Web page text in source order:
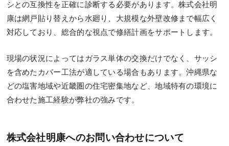
シとの互換性を正確に診断する必要があります。株式会社明
康は網戸貼り替えから水廻り、大規模な外壁改修まで幅広く
対応しており、総合的な視点で修繕計画をサポートします。
現場の状況によってはガラス単体の交換だけでなく、サッシ
を含めたカバー工法が適している場合もあります。沖縄県な
どの塩害地域や近畿圏の住宅密集地など、地域特有の環境に
合わせた施工経験が弊社の強みです。
株式会社明康へのお問い合わせについて